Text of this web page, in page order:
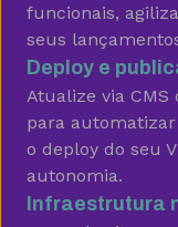
Migração grátis
Vibe Coding
funcionais,
seus
Deploy e
Atualize via
para automatizar
o deploy do seu
autonomia.
Infraestrutura